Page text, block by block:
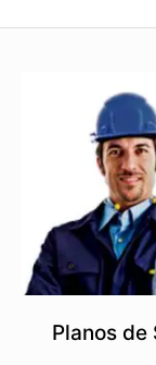
Planos de